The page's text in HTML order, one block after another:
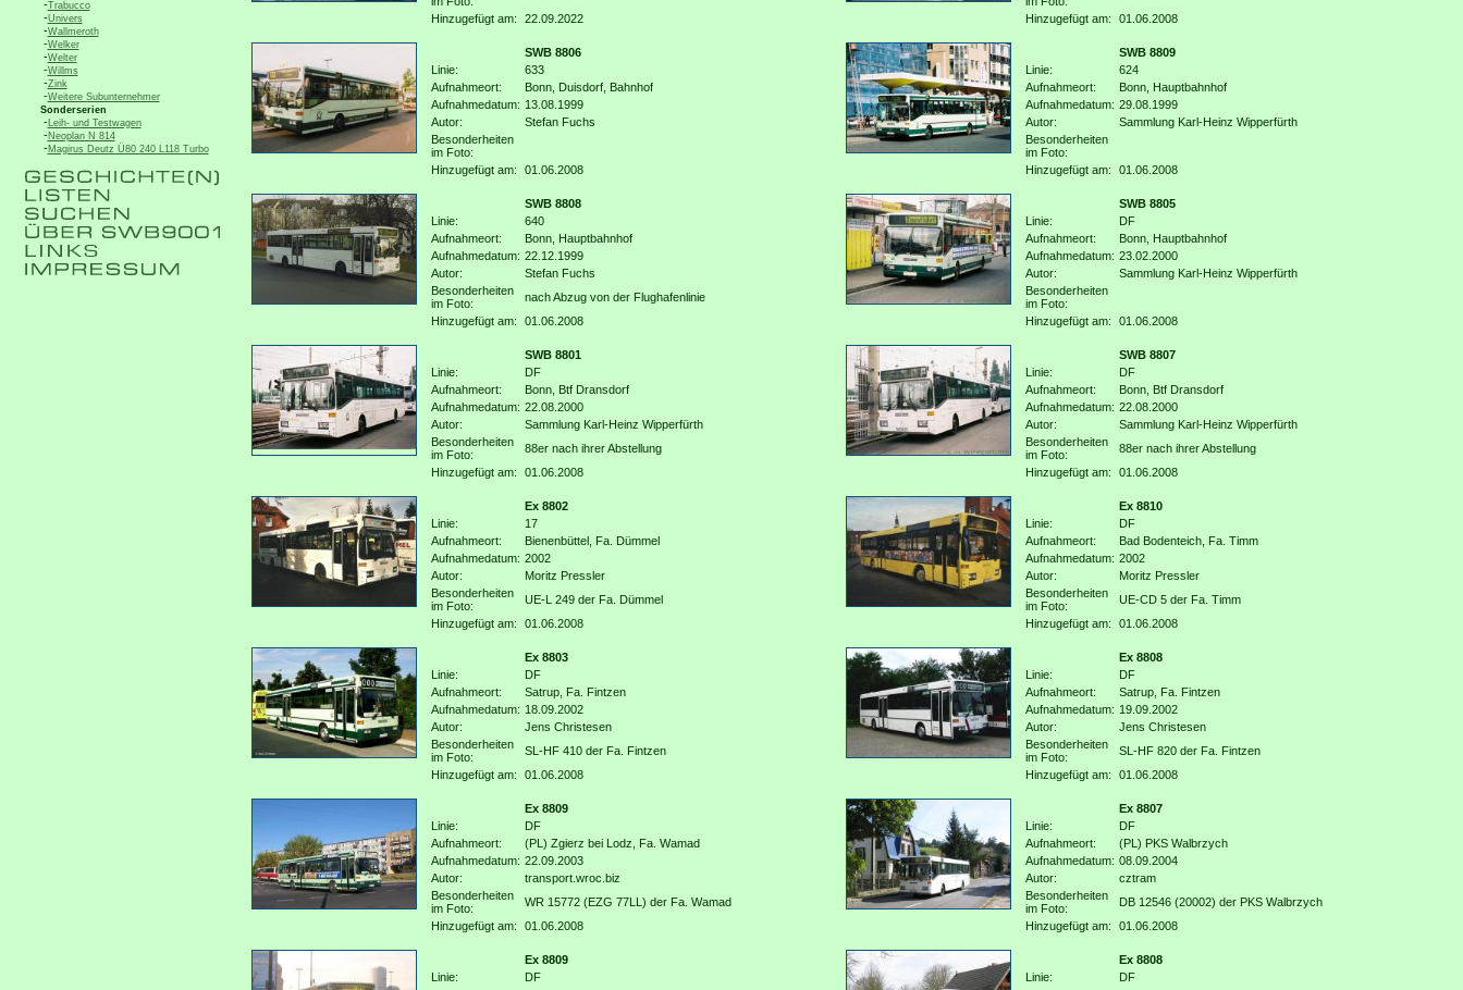
-Trabucco
-Univers
-Wallmeroth
-Welker
-Welter
-Willms
-Zink
-Weitere Subunternehmer
Sonderserien
-Leih- und Testwagen
-Neoplan N 814
-Magirus Deutz Ü80 240 L118 Turbo
Hinzugefügt am:
22.09.2022
Hinzugefügt am:
01.06.2008
SWB 8806
Linie:
633
Aufnahmeort:
Bonn, Duisdorf, Bahnhof
Aufnahmedatum: 13.08.1999
Autor:
Stefan Fuchs
Besonderheiten
im Foto:
Hinzugefügt am:
01.06.2008
SWB 8809
Linie:
624
Aufnahmeort:
Bonn, Hauptbahnhof
Aufnahmedatum: 29.08.1999
Autor:
Sammlung Karl-Heinz Wipperfürth
Besonderheiten
im Foto:
Hinzugefügt am:
01.06.2008
SWB 8808
Linie:
640
Aufnahmeort:
Bonn, Hauptbahnhof
Aufnahmedatum: 22.12.1999
Autor:
Stefan Fuchs
Besonderheiten
im Foto:
nach Abzug von der Flughafenlinie
Hinzugefügt am:
01.06.2008
SWB 8805
Linie:
DF
Aufnahmeort:
Bonn, Hauptbahnhof
Aufnahmedatum: 23.02.2000
Autor:
Sammlung Karl-Heinz Wipperfürth
Besonderheiten
im Foto:
Hinzugefügt am:
01.06.2008
SWB 8801
Linie:
DF
Aufnahmeort:
Bonn, Btf Dransdorf
Aufnahmedatum: 22.08.2000
Autor:
Sammlung Karl-Heinz Wipperfürth
Besonderheiten
im Foto:
88er nach ihrer Abstellung
Hinzugefügt am:
01.06.2008
SWB 8807
Linie:
DF
Aufnahmeort:
Bonn, Btf Dransdorf
Aufnahmedatum: 22.08.2000
Autor:
Sammlung Karl-Heinz Wipperfürth
Besonderheiten
im Foto:
88er nach ihrer Abstellung
Hinzugefügt am:
01.06.2008
Ex 8802
Linie:
17
Aufnahmeort:
Bienenbüttel, Fa. Dümmel
Aufnahmedatum: 2002
Autor:
Moritz Pressler
Besonderheiten
im Foto:
UE-L 249 der Fa. Dümmel
Hinzugefügt am:
01.06.2008
Ex 8810
Linie:
DF
Aufnahmeort:
Bad Bodenteich, Fa. Timm
Aufnahmedatum: 2002
Autor:
Moritz Pressler
Besonderheiten
im Foto:
UE-CD 5 der Fa. Timm
Hinzugefügt am:
01.06.2008
Ex 8803
Linie:
DF
Aufnahmeort:
Satrup, Fa. Fintzen
Aufnahmedatum: 18.09.2002
Autor:
Jens Christesen
Besonderheiten
im Foto:
SL-HF 410 der Fa. Fintzen
Hinzugefügt am:
01.06.2008
Ex 8808
Linie:
DF
Aufnahmeort:
Satrup, Fa. Fintzen
Aufnahmedatum: 19.09.2002
Autor:
Jens Christesen
Besonderheiten
im Foto:
SL-HF 820 der Fa. Fintzen
Hinzugefügt am:
01.06.2008
Ex 8809
Linie:
DF
Aufnahmeort:
(PL) Zgierz bei Lodz, Fa. Wamad
Aufnahmedatum: 22.09.2003
Autor:
transport.wroc.biz
Besonderheiten
im Foto:
WR 15772 (EZG 77LL) der Fa. Wamad
Hinzugefügt am:
01.06.2008
Ex 8807
Linie:
DF
Aufnahmeort:
(PL) PKS Walbrzych
Aufnahmedatum: 08.09.2004
Autor:
cztram
Besonderheiten
im Foto:
DB 12546 (20002) der PKS Walbrzych
Hinzugefügt am:
01.06.2008
Ex 8809
Linie:
DF
Ex 8808
Linie:
DF